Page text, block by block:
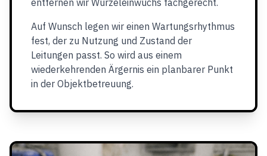
entfernen wir Wurzeleinwuchs fachgerecht.
Auf Wunsch legen wir einen Wartungsrhythmus
fest, der zu Nutzung und Zustand der
Leitungen passt. So wird aus einem
wiederkehrenden Ärgernis ein planbarer Punkt
in der Objektbetreuung.